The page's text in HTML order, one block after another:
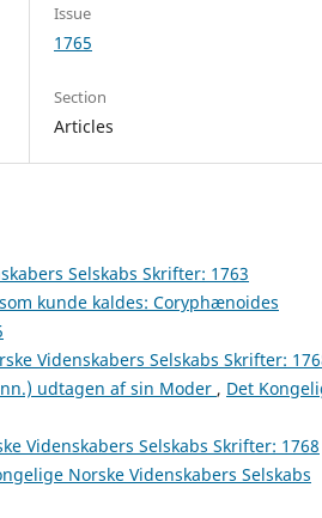
Issue
1765
Section
Articles
Selskabs Skrifter: 1763
kunde kaldes: Coryphænoides
Videnskabers Selskabs Skrifter:
udtagen af sin Moder , Det
Videnskabers Selskabs Skrifter: 1768
Norske Videnskabers Selskabs